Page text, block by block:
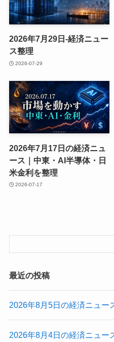
2026年7月29日-経済ニュー
ス整理
2026-07-29
2026年7月17日の経済ニュ
ース｜中東・AI半導体・日
米金利を整理
2026-07-17
最近の投稿
2026年8月5日の経済ニュー
2026年8月4日の経済ニュー